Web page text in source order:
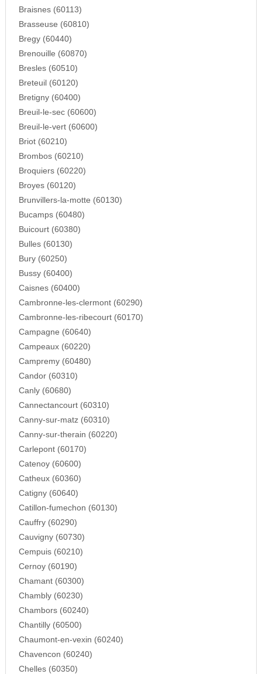
Braisnes (60113)
Brasseuse (60810)
Bregy (60440)
Brenouille (60870)
Bresles (60510)
Breteuil (60120)
Bretigny (60400)
Breuil-le-sec (60600)
Breuil-le-vert (60600)
Briot (60210)
Brombos (60210)
Broquiers (60220)
Broyes (60120)
Brunvillers-la-motte (60130)
Bucamps (60480)
Buicourt (60380)
Bulles (60130)
Bury (60250)
Bussy (60400)
Caisnes (60400)
Cambronne-les-clermont (60290)
Cambronne-les-ribecourt (60170)
Campagne (60640)
Campeaux (60220)
Campremy (60480)
Candor (60310)
Canly (60680)
Cannectancourt (60310)
Canny-sur-matz (60310)
Canny-sur-therain (60220)
Carlepont (60170)
Catenoy (60600)
Catheux (60360)
Catigny (60640)
Catillon-fumechon (60130)
Cauffry (60290)
Cauvigny (60730)
Cempuis (60210)
Cernoy (60190)
Chamant (60300)
Chambly (60230)
Chambors (60240)
Chantilly (60500)
Chaumont-en-vexin (60240)
Chavencon (60240)
Chelles (60350)